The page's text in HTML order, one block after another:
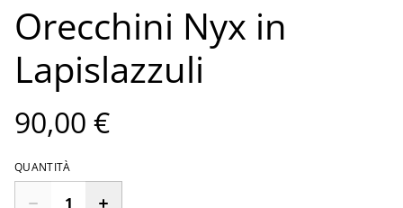
Orecchini Nyx in
Lapislazzuli
90,00 €
QUANTITÀ